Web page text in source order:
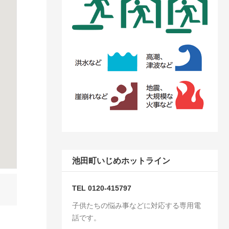
池田町いじめホットライン
TEL 0120-415797
子供たちの悩み事などに対応する専用電
話です。